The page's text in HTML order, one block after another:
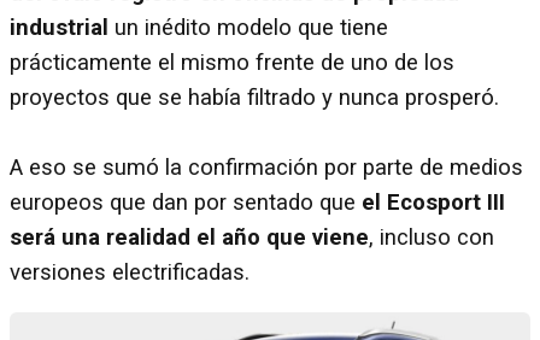
industrial un inédito modelo que tiene
prácticamente el mismo frente de uno de los
proyectos que se había filtrado y nunca prosperó.
A eso se sumó la confirmación por parte de medios
europeos que dan por sentado que el Ecosport III
será una realidad el año que viene, incluso con
versiones electrificadas.